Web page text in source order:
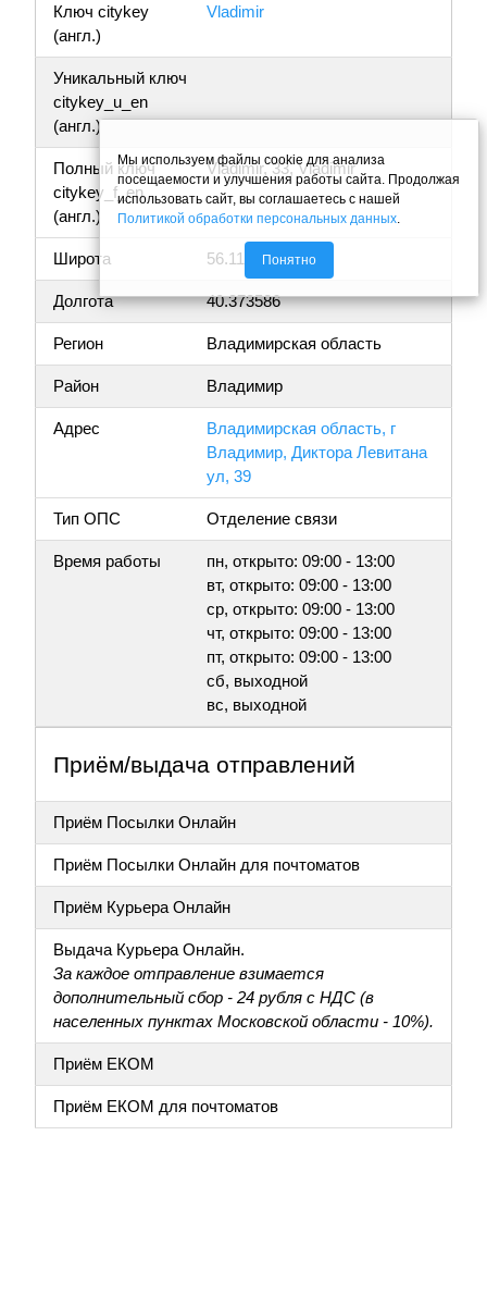
Ключ citykey
(англ.)
Vladimir
Уникальный ключ
citykey_u_en
(англ.)
Полный ключ
citykey_f_en
(англ.)
Vladimir, 33, Vladimir
Широта 56.110962
Долгота 40.373586
Регион Владимирская область
Район Владимир
Адрес
Владимирская область, г
Владимир, Диктора Левитана
ул, 39
Тип ОПС Отделение связи
Время работы
пн, открыто: 09:00 - 13:00
вт, открыто: 09:00 - 13:00
ср, открыто: 09:00 - 13:00
чт, открыто: 09:00 - 13:00
пт, открыто: 09:00 - 13:00
сб, выходной
вс, выходной
Приём/выдача отправлений
Приём Посылки Онлайн
Приём Посылки Онлайн для почтоматов
Приём Курьера Онлайн
Выдача Курьера Онлайн.
За каждое отправление взимается
дополнительный сбор - 24 рубля с НДС (в
населенных пунктах Московской области - 10%).
Приём ЕКОМ
Приём ЕКОМ для почтоматов
Мы используем файлы cookie для анализа
посещаемости и улучшения работы сайта. Продолжая
использовать сайт, вы соглашаетесь с нашей
Политикой обработки персональных данных
Понятно